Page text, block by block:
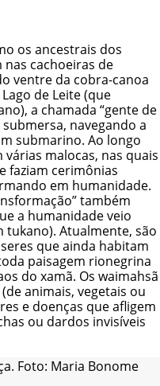
os ancestrais dos
nas cachoeiras de
ventre da cobra-canoa
de Leite (que
a chamada “gente de
navegando a
submarino. Ao longo
malocas, nas quais
faziam cerimônias
em humanidade.
também
a humanidade veio
tukano). Atualmente, são
que ainda habitam
paisagem rionegrina
do xamã. Os waimahsã
animais, vegetais ou
e doenças que afligem
ou dardos invisíveis